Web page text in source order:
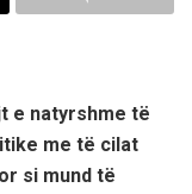
e natyrshme të
me të cilat
si mund të